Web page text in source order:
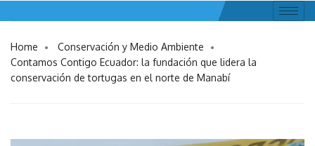
Home
Conservación y Medio Ambiente
Contamos Contigo Ecuador: la fundación que lidera la
conservación de tortugas en el norte de Manabí